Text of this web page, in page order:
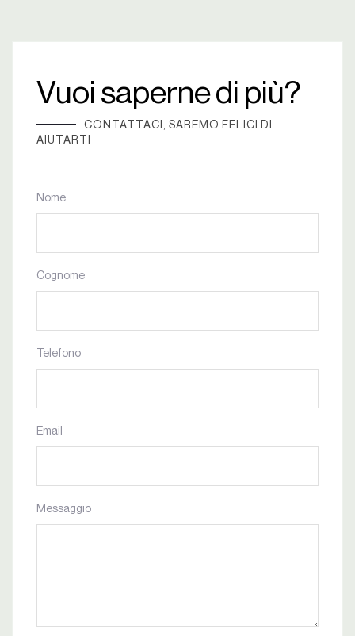
Vuoi saperne di più?
CONTATTACI, SAREMO FELICI DI
AIUTARTI
Nome
Cognome
Telefono
Email
Messaggio